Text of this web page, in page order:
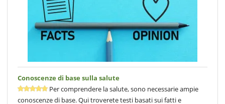
Conoscenze di base sulla salute
Per comprendere la salute, sono necessarie ampie
conoscenze di base. Qui troverete testi basati sui fatti e